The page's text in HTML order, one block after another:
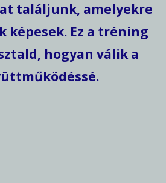
találjunk, amelyekre
képesek. Ez a tréning
hogyan válik a